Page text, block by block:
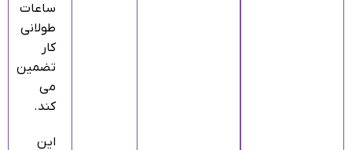
ساعات
طولانی
کار
تضمین
می‌
کند.
این